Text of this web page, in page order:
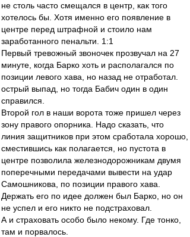
не столь часто смещался в центр, как того
хотелось бы. Хотя именно его появление в
центре перед штрафной и стоило нам
заработанного пенальти. 1:1
Первый тревожный звоночек прозвучал на 27
минуте, когда Барко хоть и располагался по
позиции левого хава, но назад не отработал.
острый выпад, но тогда Бабич один в один
справился.
Второй гол в наши ворота тоже пришел через
зону правого опорника. Надо сказать, что
линия защитников при этом сработала хорошо,
сместившись как полагается, но пустота в
центре позволила железнодорожникам двумя
поперечными передачами вывести на удар
Самошникова, по позиции правого хава.
Держать его по идее должен был Барко, но он
не успел и его никто не подстраховал.
А и страховать особо было некому. Где тонко,
там и порвалось.